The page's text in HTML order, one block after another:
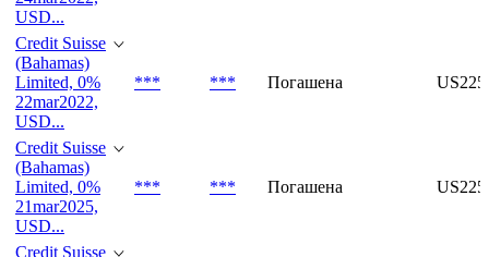
USD...
Credit Suisse
(Bahamas)
Limited, 0%
22mar2022,
USD...
*** *** Погашена
Credit Suisse
(Bahamas)
Limited, 0%
21mar2025,
USD...
*** *** Погашена
Credit Suisse